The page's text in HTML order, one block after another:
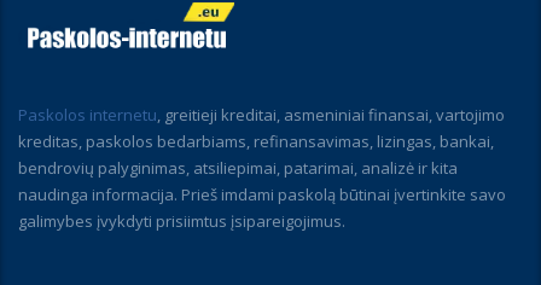
Paskolos internetu, greitieji kreditai, asmeniniai finansai, vartojimo
kreditas, paskolos bedarbiams, refinansavimas, lizingas, bankai,
bendrovių palyginimas, atsiliepimai, patarimai, analizė ir kita
naudinga informacija. Prieš imdami paskolą būtinai įvertinkite savo
galimybes įvykdyti prisiimtus įsipareigojimus.